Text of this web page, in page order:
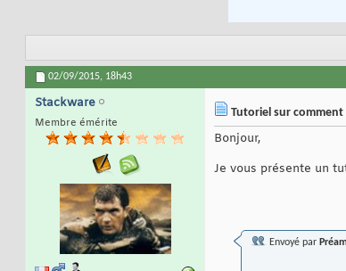
02/09/2015, 18h43
Stackware
Membre émérite
Tutoriel sur comment
Bonjour,
Je vous présente un
Envoyé par